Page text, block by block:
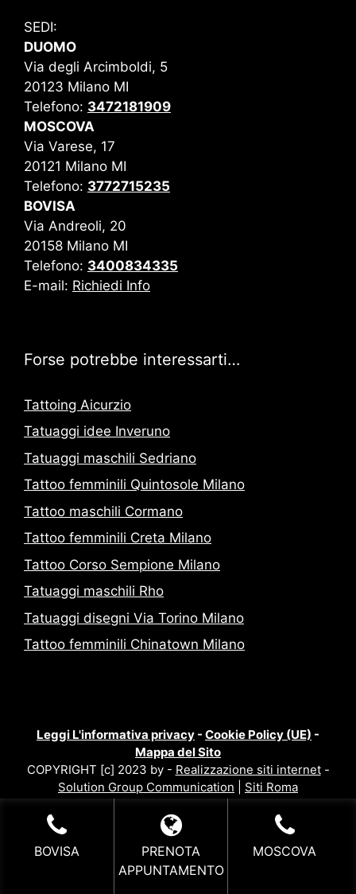
SEDI:
DUOMO
Via degli Arcimboldi, 5
20123 Milano MI
Telefono: 3472181909
MOSCOVA
Via Varese, 17
20121 Milano MI
Telefono: 3772715235
BOVISA
Via Andreoli, 20
20158 Milano MI
Telefono: 3400834335
E-mail: Richiedi Info
Forse potrebbe interessarti…
Tattoing Aicurzio
Tatuaggi idee Inveruno
Tatuaggi maschili Sedriano
Tattoo femminili Quintosole Milano
Tattoo maschili Cormano
Tattoo femminili Creta Milano
Tattoo Corso Sempione Milano
Tatuaggi maschili Rho
Tatuaggi disegni Via Torino Milano
Tattoo femminili Chinatown Milano
Leggi L'informativa privacy - Cookie Policy (UE) -
Mappa del Sito
COPYRIGHT [c] 2023 by - Realizzazione siti internet-
Solution Group Communication
Siti Roma
BOVISA
PRENOTA
APPUNTAMENTO
MOSCOVA